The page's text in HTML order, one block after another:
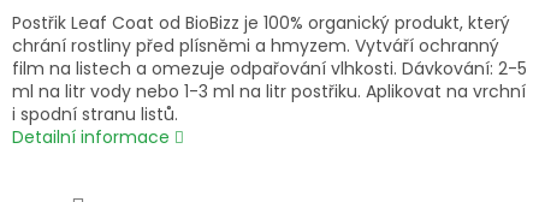
Postřik Leaf Coat od BioBizz je 100% organický produkt, který
chrání rostliny před plísněmi a hmyzem. Vytváří ochranný
film na listech a omezuje odpařování vlhkosti. Dávkování: 2-5
ml na litr vody nebo 1-3 ml na litr postřiku. Aplikovat na vrchní
i spodní stranu listů.
Detailní informace